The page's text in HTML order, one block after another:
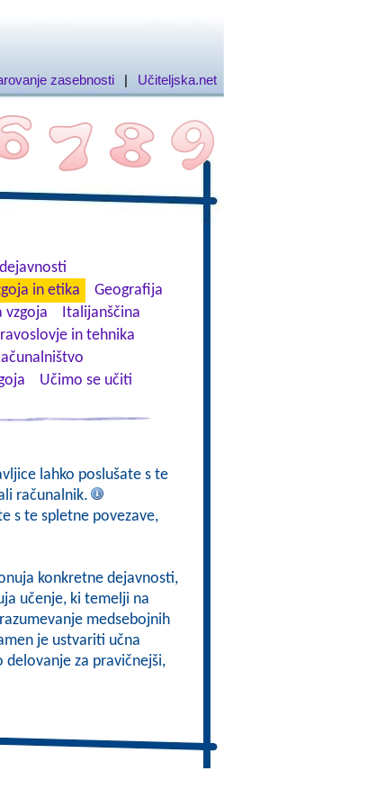
zasebnosti | Učiteljska.net
in etika
Geografija
vzgoja
Italijanščina
in tehnika
Učimo se učiti
lahko poslušate s te
računalnik.
s te spletne povezave,
konkretne dejavnosti,
učenje, ki temelji na
medsebojnih
je ustvariti učna
za pravičnejši,